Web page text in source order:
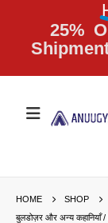
25%
HOME SHOP
बुलडोज़र और अन्य कहानियाँ